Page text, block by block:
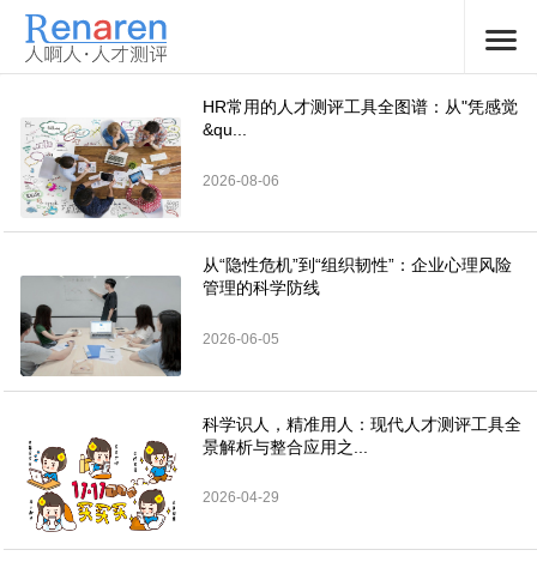
HR常用的人才测评工具全图谱：从"凭感觉
&qu...
2026-08-06
从“隐性危机”到“组织韧性”：企业心理风险
管理的科学防线
2026-06-05
科学识人，精准用人：现代人才测评工具全
景解析与整合应用之...
2026-04-29